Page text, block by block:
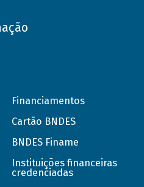
Financiamentos
Cartão BNDES
BNDES Finame
Instituições financeiras
credenciadas